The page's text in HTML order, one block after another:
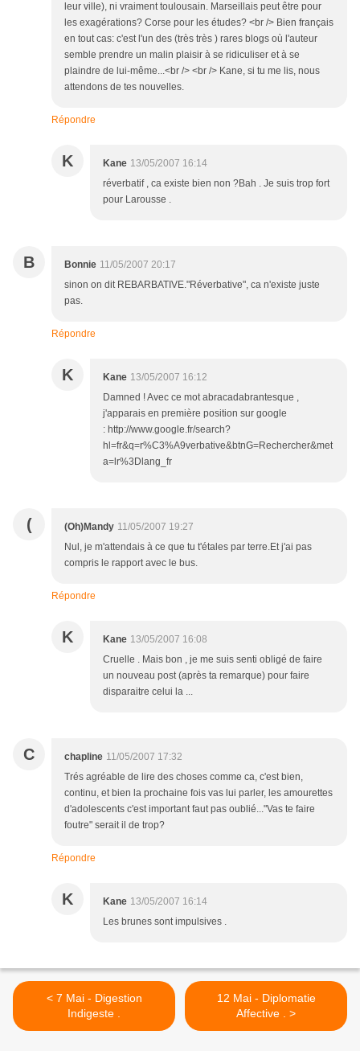
leur ville), ni vraiment toulousain. Marseillais peut être pour
les exagérations? Corse pour les études? <br /> Bien français
en tout cas: c'est l'un des (très très ) rares blogs où l'auteur
semble prendre un malin plaisir à se ridiculiser et à se
plaindre de lui-même...<br /> <br /> Kane, si tu me lis, nous
attendons de tes nouvelles.
Répondre
K Kane 13/05/2007 16:14
réverbatif , ca existe bien non ?Bah . Je suis trop fort
pour Larousse .
B Bonnie 11/05/2007 20:17
sinon on dit REBARBATIVE."Réverbative", ca n'existe juste
pas.
Répondre
K Kane 13/05/2007 16:12
Damned ! Avec ce mot abracadabrantesque ,
j'apparais en première position sur google
: http://www.google.fr/search?
hl=fr&q=r%C3%A9verbative&btnG=Rechercher&met
a=lr%3Dlang_fr
( (Oh)Mandy 11/05/2007 19:27
Nul, je m'attendais à ce que tu t'étales par terre.Et j'ai pas
compris le rapport avec le bus.
Répondre
K Kane 13/05/2007 16:08
Cruelle . Mais bon , je me suis senti obligé de faire
un nouveau post (après ta remarque) pour faire
disparaitre celui la ...
C chapline 11/05/2007 17:32
Trés agréable de lire des choses comme ca, c'est bien,
continu, et bien la prochaine fois vas lui parler, les amourettes
d'adolescents c'est important faut pas oublié..."Vas te faire
foutre" serait il de trop?
Répondre
K Kane 13/05/2007 16:14
Les brunes sont impulsives .
< 7 Mai - Digestion
Indigeste .
12 Mai - Diplomatie
Affective . >